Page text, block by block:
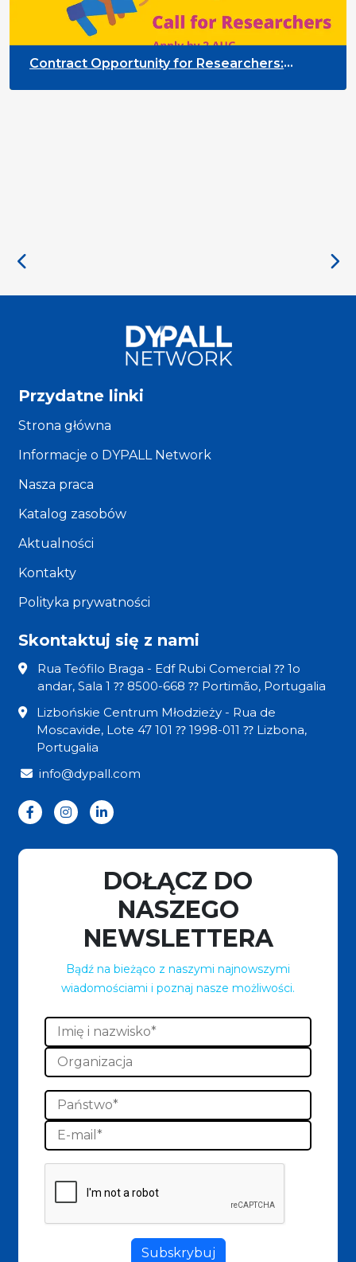
Contract Opportunity for Researchers:
Przydatne linki
Strona główna
Informacje o DYPALL Network
Nasza praca
Katalog zasobów
Aktualności
Kontakty
Polityka prywatności
Skontaktuj się z nami
Rua Teófilo Braga - Edf Rubi Comercial ⁇ 1o
andar, Sala 1 ⁇ 8500-668 ⁇ Portimão, Portugalia
Lizbońskie Centrum Młodzieży - Rua de
Moscavide, Lote 47 101 ⁇ 1998-011 ⁇ Lizbona,
Portugalia
info@dypall.com
DOŁĄCZ DO
NASZEGO
NEWSLETTERA
Bądź na bieżąco z naszymi najnowszymi
wiadomościami i poznaj nasze możliwości.